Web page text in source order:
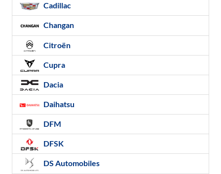
Cadillac
Changan
Citroën
Cupra
Dacia
Daihatsu
DFM
DFSK
DS Automobiles